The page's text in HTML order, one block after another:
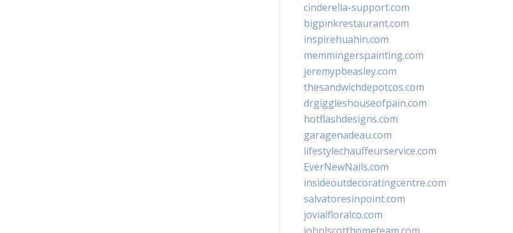
cinderella-support.com
bigpinkrestaurant.com
inspirehuahin.com
memmingerspainting.com
jeremypbeasley.com
thesandwichdepotcos.com
drgiggleshouseofpain.com
hotflashdesigns.com
garagenadeau.com
lifestylechauffeurservice.com
EverNewNails.com
insideoutdecoratingcentre.com
salvatoresinpoint.com
jovialfloralco.com